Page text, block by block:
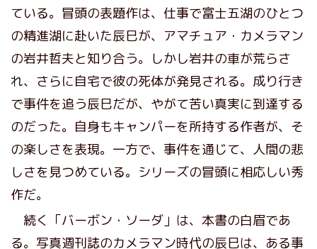
ている。冒頭の表題作は、仕事で富士五湖のひとつ
の精進湖に赴いた辰巳が、アマチュア・カメラマン
の岩井哲夫と知り合う。しかし岩井の車が荒らさ
れ、さらに自宅で彼の死体が発見される。成り行き
で事件を追う辰巳だが、やがて苦い真実に到達する
のだった。自身もキャンパーを所持する作者が、そ
の楽しさを表現。一方で、事件を通じて、人間の悲
しさを見つめている。シリーズの冒頭に相応しい秀
作だ。
続く「バーボン・ソーダ」は、本書の白眉であ
る。写真週刊誌のカメラマン時代の辰巳は、ある事